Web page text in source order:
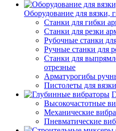
Оборудование для вязки,
Станки для гибки
Станки для резки
Рубочные станки
Ручные станки для
Станки для
отрезные
Арматурогибы
Пистолеты для
Высокочастотные
Механические
Пневматические